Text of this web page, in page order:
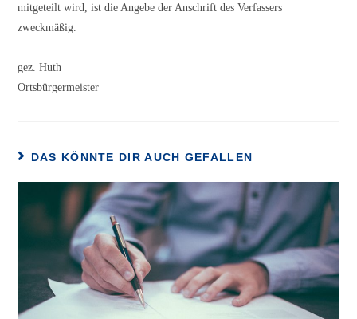
mitgeteilt wird, ist die Angebe der Anschrift des Verfassers
zweckmäßig.
gez. Huth
Ortsbürgermeister
DAS KÖNNTE DIR AUCH GEFALLEN